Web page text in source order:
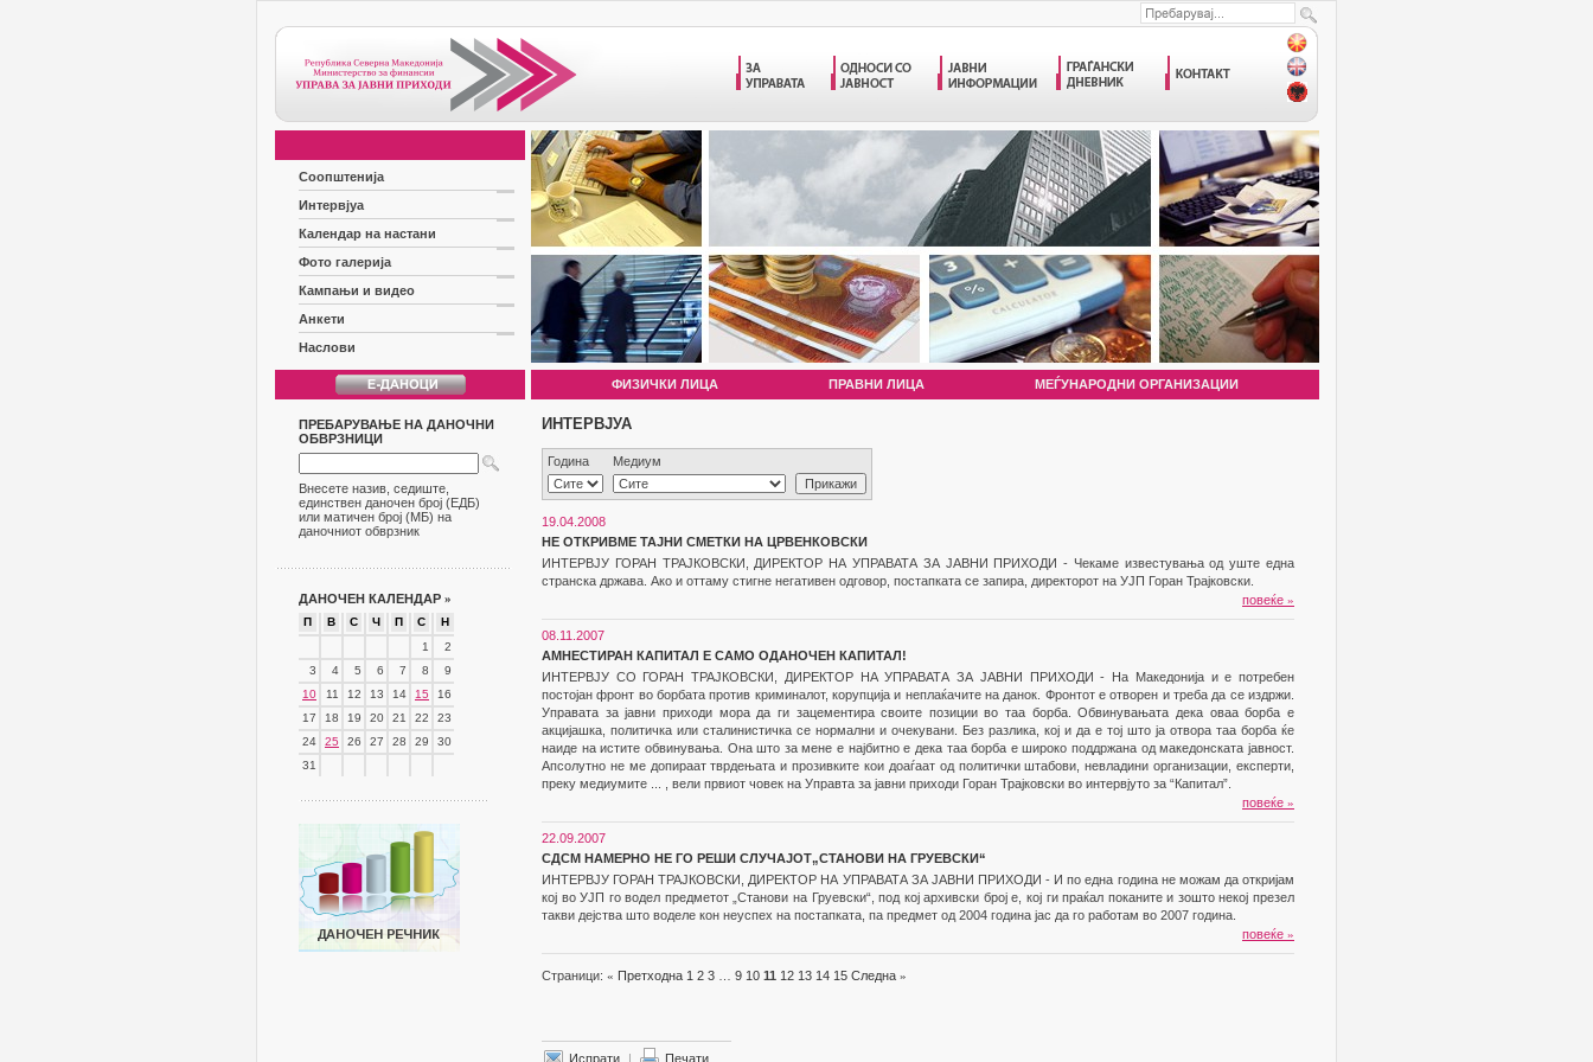
Соопштенија
Интервјуа
Календар на настани
Фото галерија
Кампањи и видео
Анкети
Наслови
ФИЗИЧКИ ЛИЦА ПРАВНИ ЛИЦА МЕЃУНАРОДНИ ОРГАНИЗАЦИИ
ПРЕБАРУВАЊЕ НА ДАНОЧНИ
ОБВРЗНИЦИ
Внесете назив, седиште,
единствен даночен број (ЕДБ)
или матичен број (МБ) на
даночниот обврзник
ДАНОЧЕН КАЛЕНДАР »
П В С Ч П С
Н
1
2
3
4 5 6 7 8
9
10
11 12 13 14 15
16
17
18 19 20 21 22
23
24
25 26 27 28 29
30
31
ИНТЕРВЈУА
Година Медиум
19.04.2008
НЕ ОТКРИВМЕ ТАЈНИ СМЕТКИ НА ЦРВЕНКОВСКИ
ИНТЕРВЈУ ГОРАН ТРАЈКОВСКИ, ДИРЕКТОР НА УПРАВАТА ЗА ЈАВНИ ПРИХОДИ - Чекаме известувања од уште една
странска држава. Ако и оттаму стигне негативен одговор, постапката се запира, директорот на УЈП Горан Трајковски.
повеќе »
08.11.2007
АМНЕСТИРАН КАПИТАЛ Е САМО ОДАНОЧЕН КАПИТАЛ!
ИНТЕРВЈУ СО ГОРАН ТРАЈКОВСКИ, ДИРЕКТОР НА УПРАВАТА ЗА ЈАВНИ ПРИХОДИ - На Македонија и е потребен
постојан фронт во борбата против криминалот, корупција и неплаќачите на данок. Фронтот е отворен и треба да се издржи.
Управата за јавни приходи мора да ги зацементира своите позиции во таа борба. Обвинувањата дека оваа борба е
акцијашка, политичка или сталинистичка се нормални и очекувани. Без разлика, кој и да е тој што ја отвора таа борба ќе
наиде на истите обвинувања. Она што за мене е најбитно е дека таа борба е широко поддржана од македонската јавност.
Апсолутно не ме допираат тврдењата и прозивките кои доаѓаат од политички штабови, невладини организации, експерти,
преку медиумите ... , вели првиот човек на Управта за јавни приходи Горан Трајковски во интервјуто за “Капитал”.
повеќе »
22.09.2007
СДСМ НАМЕРНО НЕ ГО РЕШИ СЛУЧАЈОТ„СТАНОВИ НА ГРУЕВСКИ“
ИНТЕРВЈУ ГОРАН ТРАЈКОВСКИ, ДИРЕКТОР НА УПРАВАТА ЗА ЈАВНИ ПРИХОДИ - И по една година не можам да откријам
кој во УЈП го водел предметот „Станови на Груевски“, под кој архивски број е, кој ги праќал поканите и зошто некој презел
такви дејства што воделе кон неуспех на постапката, па предмет од 2004 година јас да го работам во 2007 година.
повеќе »
Страници: « Претходна 1 2 3 9 10 11 12 13 14 15 Следна »
Испрати | Печати